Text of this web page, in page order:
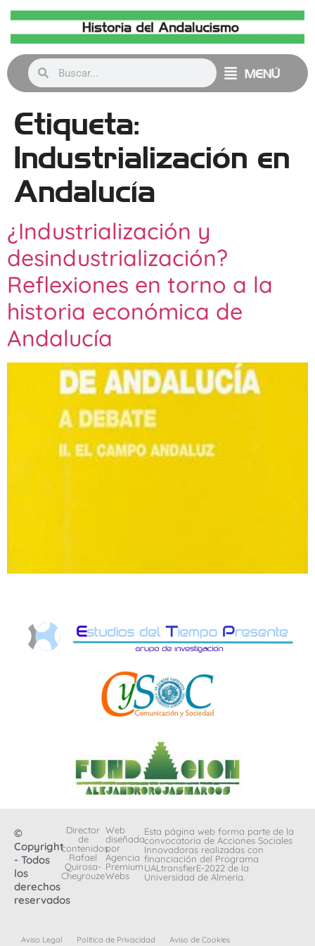
MENÚ
Etiqueta:
Industrialización en
Andalucía
¿Industrialización y
desindustrialización?
Reflexiones en torno a la
historia económica de
Andalucía
©
Copyright
- Todos
los
derechos
reservados
Director
de
contenidos:
Rafael
Quirosa-
Cheyrouze
Web
diseñada
por
Agencia
Premium
Webs
Esta página web forma parte de la
convocatoria de Acciones Sociales
Innovadoras realizadas con
financiación del Programa
UALtransfierE-2022 de la
Universidad de Almería.
Aviso Legal Política de Privacidad Aviso de Cookies